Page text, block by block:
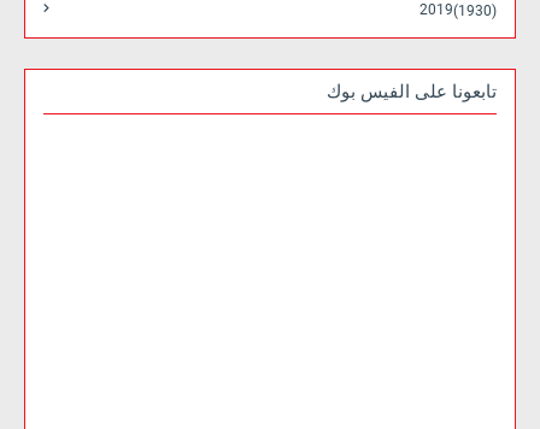
2019 (1930)
تابعونا على الفيس بوك